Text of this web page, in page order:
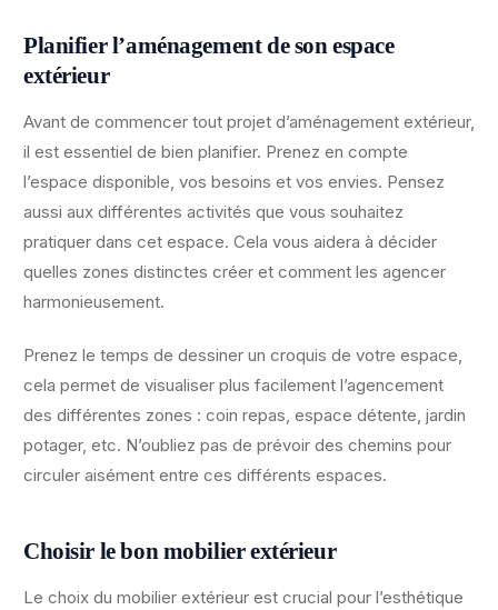
Planifier l’aménagement de son espace
extérieur
Avant de commencer tout projet d’aménagement extérieur,
il est essentiel de bien planifier. Prenez en compte
l’espace disponible, vos besoins et vos envies. Pensez
aussi aux différentes activités que vous souhaitez
pratiquer dans cet espace. Cela vous aidera à décider
quelles zones distinctes créer et comment les agencer
harmonieusement.
Prenez le temps de dessiner un croquis de votre espace,
cela permet de visualiser plus facilement l’agencement
des différentes zones : coin repas, espace détente, jardin
potager, etc. N’oubliez pas de prévoir des chemins pour
circuler aisément entre ces différents espaces.
Choisir le bon mobilier extérieur
Le choix du mobilier extérieur est crucial pour l’esthétique